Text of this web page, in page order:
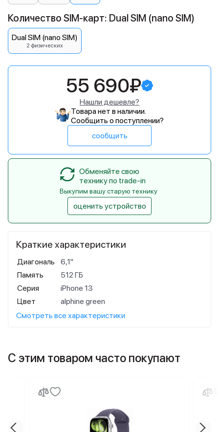
Краткие характеристики
Диагональ
6,1"
Память
512 ГБ
Серия
iPhone 13
Цвет
alphine green
Смотреть все характеристики
Количество SIM-карт: Dual SIM (nano SIM)
Dual SIM (nano SIM)
2 физических
55 690₽
Нашли дешевле?
Товара нет в наличии.
Сообщить о поступлении?
сообщить
Обменяйте свою
технику по trade-in
Выкупим вашу старую технику
оценить устройство
С этим товаром часто покупают